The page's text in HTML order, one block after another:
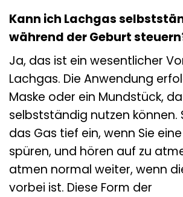
Kann ich Lachgas
während der Geburt
Ja, das ist ein wesentlicher
Lachgas. Die Anwendung
Maske oder ein Mundstück,
selbstständig nutzen können.
das Gas tief ein, wenn Sie
spüren, und hören auf zu
atmen normal weiter, wenn
vorbei ist. Diese Form der